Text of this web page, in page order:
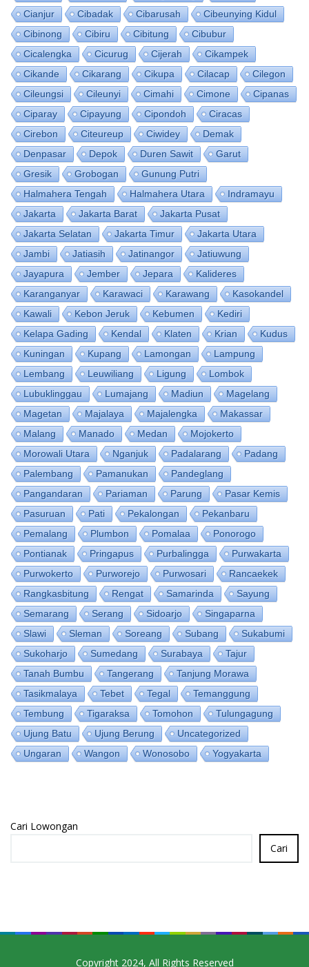
Cianjur
Cibadak Cibarusah
Cibeunying Kidul
Cibinong
Cibiru Cibitung
Cibubur
Cicalengka
Cicurug Cijerah
Cikampek
Cikande
Cikarang Cikupa Cilacap
Cilegon
Cileungsi
Cileunyi Cimahi Cimone
Cipanas
Ciparay
Cipayung Cipondoh
Ciracas
Cirebon
Citeureup Ciwidey
Demak
Denpasar
Depok Duren Sawit
Garut
Gresik
Grobogan
Gunung Putri
Halmahera Tengah
Halmahera Utara
Indramayu
Jakarta
Jakarta Barat
Jakarta Pusat
Jakarta Selatan
Jakarta Timur
Jakarta Utara
Jambi
Jatiasih Jatinangor
Jatiuwung
Jayapura
Jember Jepara
Kalideres
Karanganyar
Karawaci Karawang
Kasokandel
Kawali
Kebon Jeruk Kebumen
Kediri
Kelapa Gading
Kendal Klaten Krian
Kudus
Kuningan
Kupang Lamongan
Lampung
Lembang
Leuwiliang Ligung
Lombok
Lubuklinggau
Lumajang Madiun
Magelang
Magetan
Majalaya Majalengka
Makassar
Malang
Manado Medan
Mojokerto
Morowali Utara
Nganjuk Padalarang
Padang
Palembang
Pamanukan
Pandeglang
Pangandaran
Pariaman Parung
Pasar Kemis
Pasuruan
Pati Pekalongan
Pekanbaru
Pemalang
Plumbon Pomalaa
Ponorogo
Pontianak
Pringapus Purbalingga
Purwakarta
Purwokerto
Purworejo Purwosari
Rancaekek
Rangkasbitung
Rengat Samarinda
Sayung
Semarang
Serang Sidoarjo
Singaparna
Slawi
Sleman Soreang Subang
Sukabumi
Sukoharjo
Sumedang Surabaya
Tajur
Tanah Bumbu
Tangerang
Tanjung Morawa
Tasikmalaya
Tebet Tegal
Temanggung
Tembung
Tigaraksa Tomohon
Tulungagung
Ujung Batu
Ujung Berung
Uncategorized
Ungaran
Wangon Wonosobo Yogyakarta
Cari Lowongan
Cari
Copyright 2024, All Rights Reserved